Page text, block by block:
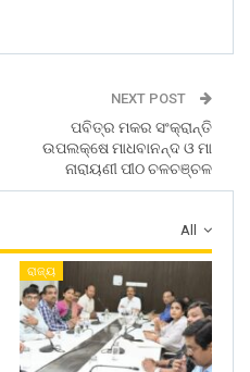
NEXT POST
ପବିତ୍ର ମକର ସଂକ୍ରାନ୍ତି
ଉପଲକ୍ଷେ ମାଧବାନନ୍ଦ ଓ ମା
ନାରାୟଣୀ ପୀଠ ଚଳଚଞ୍ଚଳ
All
ରାଜ୍ୟ